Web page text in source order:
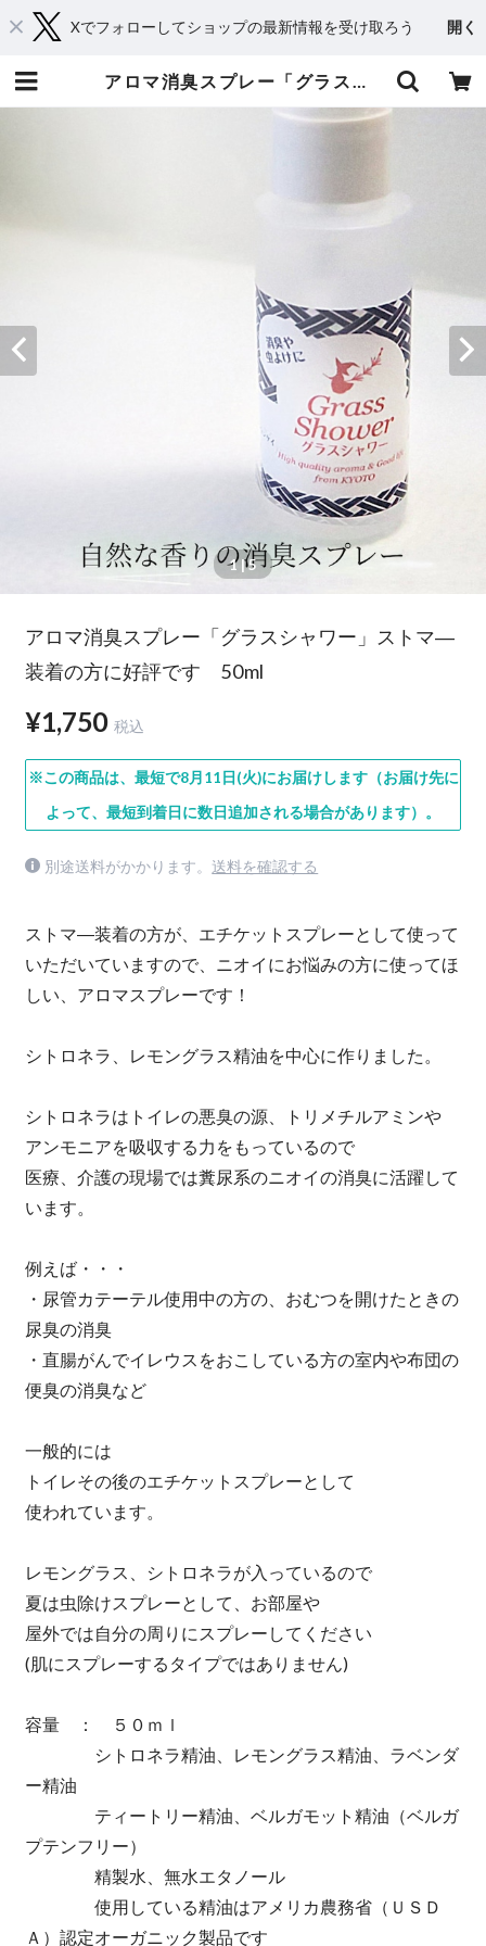
Xでフォローしてショップの最新情報を受け取ろう 開く
アロマ消臭スプレー「グラスシャワー」ストマ―装着の方に好評です 50ml | 京都からメディカルアロマとハーブであなたに癒しと笑顔をお届け・Shop 桂（kei）
1| 5
アロマ消臭スプレー「グラスシャワー」ストマ―
装着の方に好評です 50ml
¥1,750 税込
※この商品は、最短で8月11日(火)にお届けします（お届け先に
よって、最短到着日に数日追加される場合があります）。
別途送料がかかります。 送料を確認する
ストマ―装着の方が、エチケットスプレーとして使って
いただいていますので、ニオイにお悩みの方に使ってほ
しい、アロマスプレーです！
シトロネラ、レモングラス精油を中心に作りました。
シトロネラはトイレの悪臭の源、トリメチルアミンや
アンモニアを吸収する力をもっているので
医療、介護の現場では糞尿系のニオイの消臭に活躍して
います。
例えば・・・
・尿管カテーテル使用中の方の、おむつを開けたときの
尿臭の消臭
・直腸がんでイレウスをおこしている方の室内や布団の
便臭の消臭など
一般的には
トイレその後のエチケットスプレーとして
使われています。
レモングラス、シトロネラが入っているので
夏は虫除けスプレーとして、お部屋や
屋外では自分の周りにスプレーしてください
(肌にスプレーするタイプではありません)
容量 ： ５０ｍｌ
シトロネラ精油、レモングラス精油、ラベンダ
ー精油
ティートリー精油、ベルガモット精油（ベルガ
プテンフリー）
精製水、無水エタノール
使用している精油はアメリカ農務省（ＵＳＤ
Ａ）認定オーガニック製品です